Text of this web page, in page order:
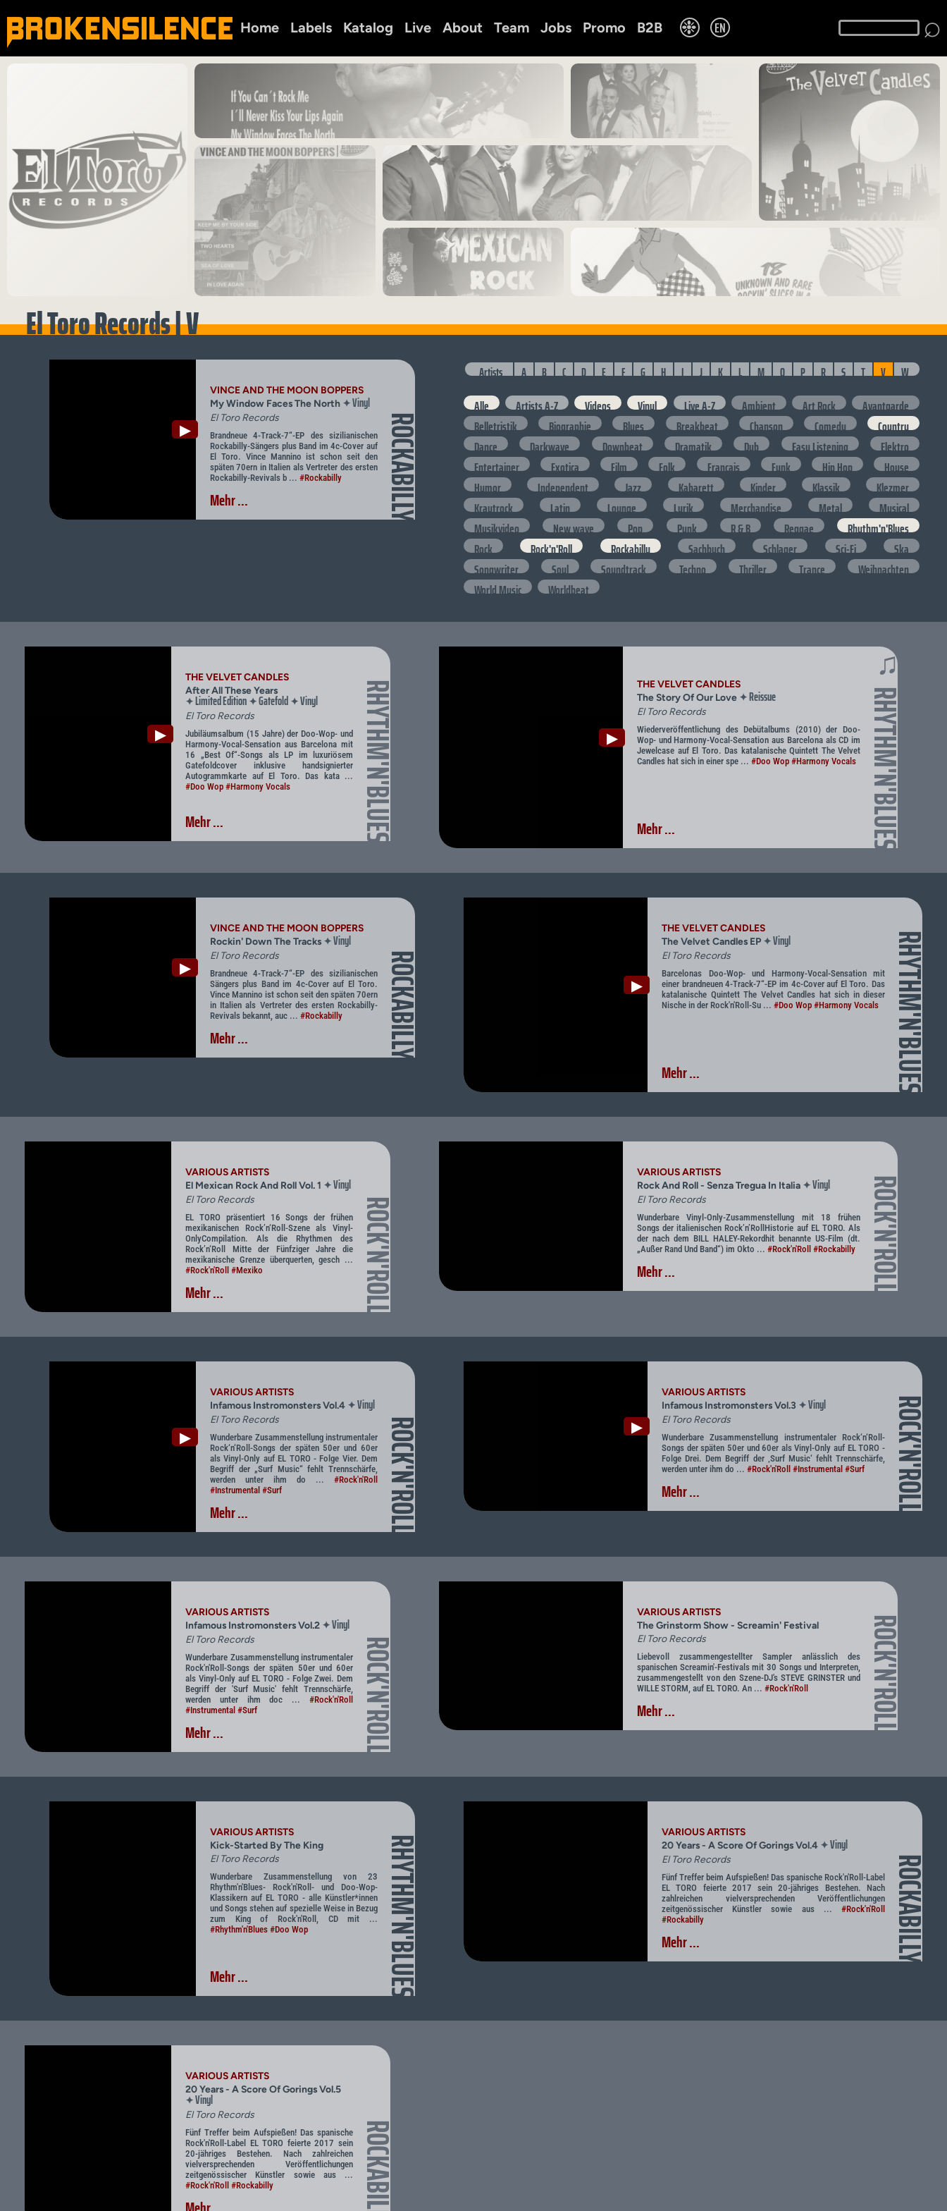
Home Labels Katalog Live About Team Jobs Promo B2B ❉ EN ⌕
El Toro Records | V
▶ ROCKABILLY
VINCE AND THE MOON BOPPERS
My Window Faces The North ✦Vinyl
El Toro Records
Brandneue 4-Track-7“-EP des sizilianischen
Rockabilly-Sängers plus Band im 4c-Cover auf
El Toro. Vince Mannino ist schon seit den
späten 70ern in Italien als Vertreter des ersten
Rockabilly-Revivals b ... #Rockabilly
Mehr ...
Artists A B C D E F G H I J K L M O P R S T V W
Alle Artists A-Z Videos Vinyl Live A-Z Ambient Art Rock
Avantgarde
Belletristik
Biographie Blues Breakbeat Chanson Comedy
Country
Dance
Darkwave Downbeat Dramatik Dub Easy Listening
Elektro
Entertainer
Exotica Film Folk Francais Funk Hip Hop
House
Humor
Independent Jazz Kabarett Kinder Klassik
Klezmer
Krautrock
Latin Lounge Lyrik Merchandise Metal
Musical
Musikvideo
New wave Pop Punk R & B Reggae
Rhythm'n'Blues
Rock
Rock'n'Roll Rockabilly Sachbuch Schlager Sci-Fi
Ska
Songwriter
Soul Soundtrack Techno Thriller Trance
Weihnachten
World Music
Worldbeat
▶ RHYTHM'N'BLUES
THE VELVET CANDLES
After All These Years
✦Limited Edition✦Gatefold✦Vinyl
El Toro Records
Jubiläumsalbum (15 Jahre) der Doo-Wop- und
Harmony-Vocal-Sensation aus Barcelona mit
16 „Best Of“-Songs als LP im luxuriösem
Gatefoldcover inklusive handsignierter
Autogrammkarte auf El Toro. Das kata ...
#Doo Wop #Harmony Vocals
Mehr ...
▶
♫
RHYTHM'N'BLUES
THE VELVET CANDLES
The Story Of Our Love ✦Reissue
El Toro Records
Wiederveröffentlichung des Debütalbums (2010) der Doo-
Wop- und Harmony-Vocal-Sensation aus Barcelona als CD im
Jewelcase auf El Toro. Das katalanische Quintett The Velvet
Candles hat sich in einer spe ... #Doo Wop #Harmony Vocals
Mehr ...
▶ ROCKABILLY
VINCE AND THE MOON BOPPERS
Rockin' Down The Tracks ✦Vinyl
El Toro Records
Brandneue 4-Track-7“-EP des sizilianischen
Sängers plus Band im 4c-Cover auf El Toro.
Vince Mannino ist schon seit den späten 70ern
in Italien als Vertreter des ersten Rockabilly-
Revivals bekannt, auc ... #Rockabilly
Mehr ...
▶ RHYTHM'N'BLUES
THE VELVET CANDLES
The Velvet Candles EP ✦Vinyl
El Toro Records
Barcelonas Doo-Wop- und Harmony-Vocal-Sensation mit
einer brandneuen 4-Track-7“-EP im 4c-Cover auf El Toro. Das
katalanische Quintett The Velvet Candles hat sich in dieser
Nische in der Rock'n'Roll-Su ... #Doo Wop #Harmony Vocals
Mehr ...
ROCK'N'ROLL
VARIOUS ARTISTS
El Mexican Rock And Roll Vol. 1 ✦Vinyl
El Toro Records
EL TORO präsentiert 16 Songs der frühen
mexikanischen Rock’n‘Roll-Szene als Vinyl-
OnlyCompilation. Als die Rhythmen des
Rock’n‘Roll Mitte der Fünfziger Jahre die
mexikanische Grenze überquerten, gesch ...
#Rock'n'Roll
#Mexiko
Mehr ... ROCK'N'ROLL
VARIOUS ARTISTS
Rock And Roll - Senza Tregua In Italia ✦Vinyl
El Toro Records
Wunderbare Vinyl-Only-Zusammenstellung mit 18 frühen
Songs der italienischen Rock’n’RollHistorie auf EL TORO. Als
der nach dem BILL HALEY-Rekordhit benannte US-Film (dt.
„Außer Rand Und Band“) im Okto ... #Rock'n'Roll #Rockabilly
Mehr ...
▶ ROCK'N'ROLL
VARIOUS ARTISTS
Infamous Instromonsters Vol.4 ✦Vinyl
El Toro Records
Wunderbare Zusammenstellung instrumentaler
Rock‘n‘Roll-Songs der späten 50er und 60er
als Vinyl-Only auf EL TORO - Folge Vier. Dem
Begriff der „Surf Music“ fehlt Trennschärfe,
werden unter ihm do ... #Rock'n'Roll
#Instrumental #Surf
Mehr ...
▶ ROCK'N'ROLL
VARIOUS ARTISTS
Infamous Instromonsters Vol.3 ✦Vinyl
El Toro Records
Wunderbare Zusammenstellung instrumentaler Rock‘n‘Roll-
Songs der späten 50er und 60er als Vinyl-Only auf EL TORO -
Folge Drei. Dem Begriff der ‚Surf Music‘ fehlt Trennschärfe,
werden unter ihm do ... #Rock'n'Roll #Instrumental #Surf
Mehr ...
ROCK'N'ROLL
VARIOUS ARTISTS
Infamous Instromonsters Vol.2 ✦Vinyl
El Toro Records
Wunderbare Zusammenstellung instrumentaler
Rock'n'Roll-Songs der späten 50er und 60er
als Vinyl-Only auf EL TORO - Folge Zwei. Dem
Begriff der 'Surf Music' fehlt Trennschärfe,
werden unter ihm doc ... #Rock'n'Roll
#Instrumental #Surf
Mehr ...
ROCK'N'ROLL
VARIOUS ARTISTS
The Grinstorm Show - Screamin' Festival
El Toro Records
Liebevoll zusammengestellter Sampler anlässlich des
spanischen Screamin'-Festivals mit 30 Songs und Interpreten,
zusammengestellt von den Szene-DJ's STEVE GRINSTER und
WILLE STORM, auf EL TORO. An ... #Rock'n'Roll
Mehr ...
RHYTHM'N'BLUES
VARIOUS ARTISTS
Kick-Started By The King
El Toro Records
Wunderbare Zusammenstellung von 23
Rhythm'n'Blues- Rock'n'Roll- und Doo-Wop-
Klassikern auf EL TORO - alle Künstler*innen
und Songs stehen auf spezielle Weise in Bezug
zum King of Rock'n'Roll, CD mit ...
#Rhythm'n'Blues #Doo Wop
Mehr ...
ROCKABILLY
VARIOUS ARTISTS
20 Years - A Score Of Gorings Vol.4 ✦Vinyl
El Toro Records
Fünf Treffer beim Aufspießen! Das spanische Rock'n'Roll-Label
EL TORO feierte 2017 sein 20-jähriges Bestehen. Nach
zahlreichen vielversprechenden Veröffentlichungen
zeitgenössischer Künstler sowie aus ... #Rock'n'Roll
#Rockabilly
Mehr ...
ROCKABILLY
VARIOUS ARTISTS
20 Years - A Score Of Gorings Vol.5
✦Vinyl
El Toro Records
Fünf Treffer beim Aufspießen! Das spanische
Rock'n'Roll-Label EL TORO feierte 2017 sein
20-jähriges Bestehen. Nach zahlreichen
vielversprechenden Veröffentlichungen
zeitgenössischer Künstler sowie aus ...
#Rock'n'Roll
#Rockabilly